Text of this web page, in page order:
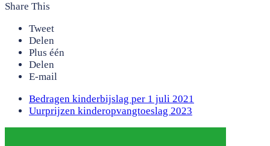
Share This
Tweet
Delen
Plus één
Delen
E-mail
previous
post:
Bedragen kinderbijslag per 1 juli 2021
next
Uurprijzen kinderopvangtoeslag 2023